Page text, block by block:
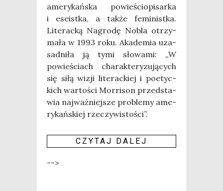
ame­ry­kań­ska powie­ścio­pi­sar­ka
i ese­ist­ka, a tak­że femi­nist­ka.
Lite­rac­ką Nagro­dę Nobla otrzy­
ma­ła w 1993 roku. Aka­de­mia uza­
sad­ni­ła ją tymi sło­wa­mi: „W
powie­ściach cha­rak­te­ry­zu­ją­cych
się siłą wizji lite­rac­kiej i poetyc­
kich war­to­ści Mor­ri­son przed­sta­
wia naj­waż­niej­sze pro­ble­my ame­
ry­kań­skiej rze­czy­wi­sto­ści”.
CZY­TAJ DALEJ
-->